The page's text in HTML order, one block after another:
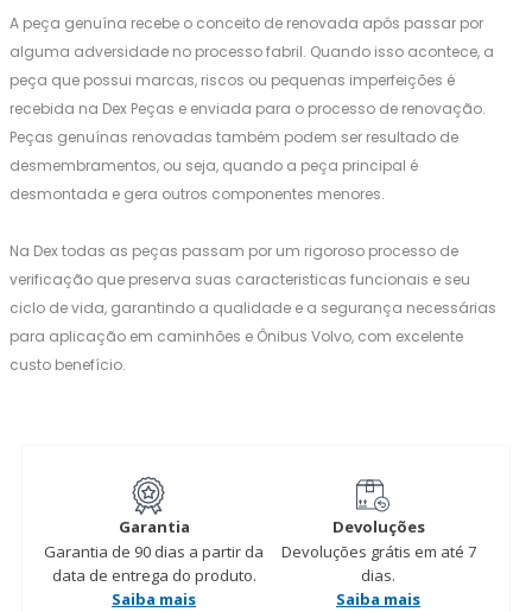
A peça genuína recebe o conceito de renovada após passar por
alguma adversidade no processo fabril. Quando isso acontece, a
peça que possui marcas, riscos ou pequenas imperfeições é
recebida na Dex Peças e enviada para o processo de renovação.
Peças genuínas renovadas também podem ser resultado de
desmembramentos, ou seja, quando a peça principal é
desmontada e gera outros componentes menores.
Na Dex todas as peças passam por um rigoroso processo de
verificação que preserva suas caracteristicas funcionais e seu
ciclo de vida, garantindo a qualidade e a segurança necessárias
para aplicação em caminhões e Ônibus Volvo, com excelente
custo benefício.
Garantia
Garantia de 90 dias a partir da
data de entrega do produto.
Saiba mais
Devoluções
Devoluções grátis em até 7
dias.
Saiba mais